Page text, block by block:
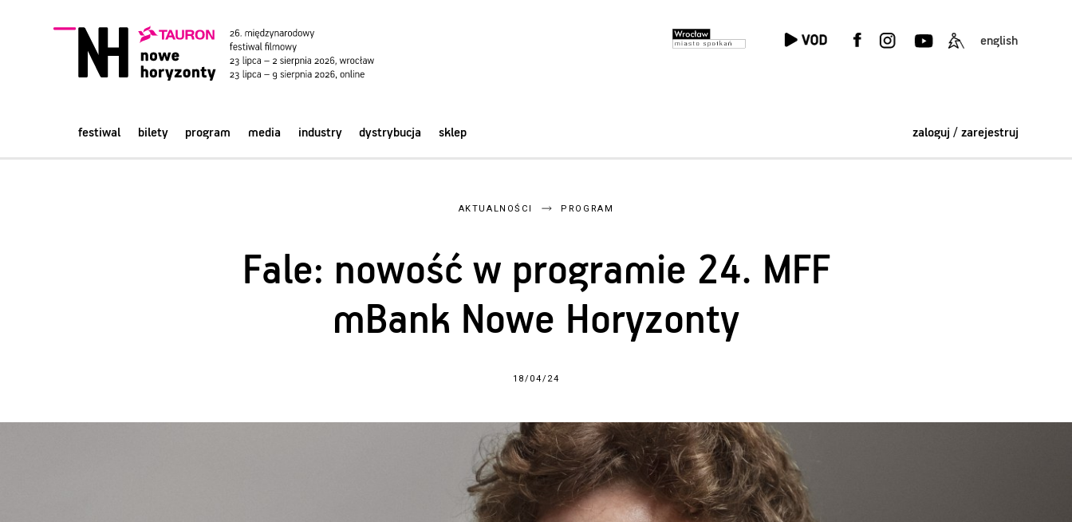
english
festiwal bilety program media industry dystrybucja sklep zaloguj / zarejestruj
AKTUALNOŚCI PROGRAM
Fale: nowość w programie 24. MFF
mBank Nowe Horyzonty
18/04/24